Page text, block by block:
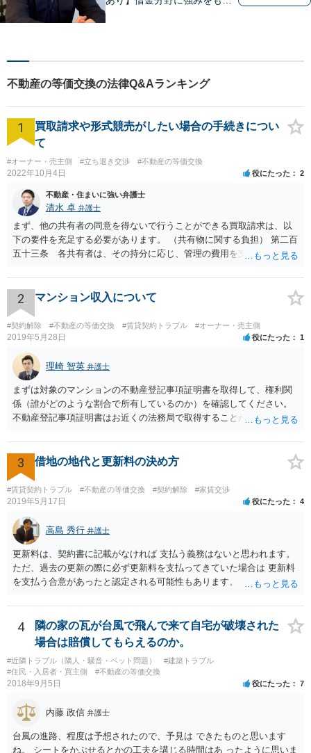
作りに尽力しています。【初
回無料相談】【東京・神奈川
エリア】
不動産の等価交換の法律Q&Aランキング
1
買取請求や形式競売がしたい場合の手続きについ
て
#オーナー・売主側 #立ち退き交渉 #不動産の等価交換
2022年10月4日 役にたった 2
不動産・住まいに強い弁護士
清水 卓 弁護士
まず、他の共有者の同意を得ないで行うことができる買取請求は、以
下の要件を充足する必要があります。 （共有物に関する負担） 第二百
五十三条 各共有者は、その持分に応じ、管理の費用を支払い、その
履行しないときは、他の共有者は、相当の償金を支払ってその者の持
分を取得することができる。 次に、共有物分割請求訴訟を提起した
場合、他の共有者と和解ができれば、その和解内容に基づき解決とな
り、和解ができなければ、判決による解決となります。 ただ、判決
による解決の場合も、ご事案に応じて分割の仕方などバリエーション
がいくつかあるため、一度、弁護士に直接相談し、アドバイスを受け
てみることもご検討下さい。
2 マンション収入について
#契約解除 #不動産の等価交換 #賃貸契約トラブル #オーナー・売主側
2019年5月28日 役にたった 1
理崎 智英 弁護士
まずは対象のマンションの不動産登記事項証明書を取得して、権利関
係（誰がどのような割合で所有しているのか）を確認してください。
不動産登記事項証明書はお近くの法務局で取得することが出来ます。
てたつをさんは権利をもっているので、相続分に応じた賃料収入をも
らう権利があります。
3 借地の地代と更新料の決め方
#賃貸契約トラブル #不動産の等価交換 #契約解除 #家賃交渉
2019年5月17日 役にたった 4
高島 秀行 弁護士
更新料は、契約書に記載がなければ 支払う義務はないと思われます。
ただ、過去の更新の際に必ず更新料を支払ってきていた場合は 更新料
を支払う合意があったと認定される可能性もあります。 弁護士に面談
4
隣の家の瓦が台風で飛んで来て自宅が破壊された
場合は賠償してもらえるのか。
#近隣トラブル（隣人・騒音・ペット問題）
#建築トラブル
#住民・入居者・買主側
#不動産の等価交換
2018年9月5日 役にたった 7
内藤 政信 弁護士
台風の進路、程度は予想されたので、予見は できたものと思います
ね。 シートをかぶせるとかの工夫を講じる時間はあ ったように思いま